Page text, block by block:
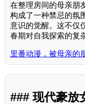
在整理房间的母亲朋
构成了一种禁忌的氛
意识的觉醒。这不仅
春期对自我探索的复
里番动漫，被母亲的
### 现代豪放